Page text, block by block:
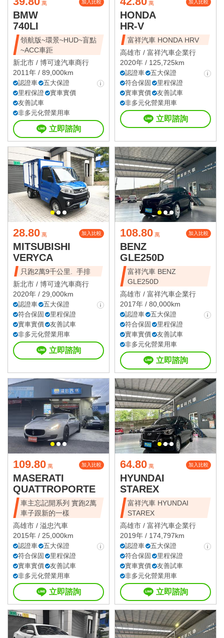
萬 加入比較
BMW
740LI
領航版~環景~HUD~盲點
~ACC車距
新北市 / 博可達汽車商行
2011年 / 89,000km
認證車
五大保證
里程保證
實車實價
友善試車
非多元化營業用車
立即諮詢
萬 加入比較
HONDA
HR-V
富祥汽車 HONDA HRV
高雄市 / 富祥汽車企業行
2020年 / 125,725km
認證車
五大保證
符合保固
里程保證
實車實價
友善試車
非多元化營業用車
立即諮詢
28.80 萬 加入比較
MITSUBISHI
VERYCA
只跑2萬9千公里. 手排
新北市 / 博可達汽車商行
2020年 / 29,000km
認證車
五大保證
符合保固
里程保證
實車實價
友善試車
非多元化營業用車
立即諮詢
108.80 萬 加入比較
BENZ
GLE250D
富祥汽車 BENZ
GLE250D
高雄市 / 富祥汽車企業行
2017年 / 80,000km
認證車
五大保證
符合保固
里程保證
實車實價
友善試車
非多元化營業用車
立即諮詢
109.80 萬 加入比較
MASERATI
QUATTROPORTE
車主忘記開系列 實跑2萬
車子跟新的一樣
高雄市 / 溢忠汽車
2015年 / 25,000km
認證車
五大保證
符合保固
里程保證
實車實價
友善試車
非多元化營業用車
立即諮詢
64.80 萬 加入比較
HYUNDAI
STAREX
富祥汽車 HYUNDAI
STAREX
高雄市 / 富祥汽車企業行
2019年 / 174,797km
認證車
五大保證
符合保固
里程保證
實車實價
友善試車
非多元化營業用車
立即諮詢